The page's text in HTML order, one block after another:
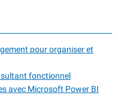
pour organiser et
fonctionnel
avec Microsoft Power BI